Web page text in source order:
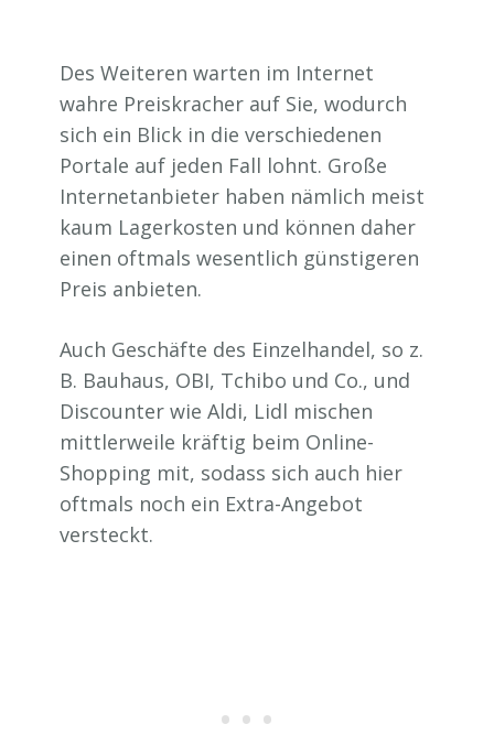
Des Weiteren warten im Internet
wahre Preiskracher auf Sie, wodurch
sich ein Blick in die verschiedenen
Portale auf jeden Fall lohnt. Große
Internetanbieter haben nämlich meist
kaum Lagerkosten und können daher
einen oftmals wesentlich günstigeren
Preis anbieten.
Auch Geschäfte des Einzelhandel, so z.
B. Bauhaus, OBI, Tchibo und Co., und
Discounter wie Aldi, Lidl mischen
mittlerweile kräftig beim Online-
Shopping mit, sodass sich auch hier
oftmals noch ein Extra-Angebot
versteckt.